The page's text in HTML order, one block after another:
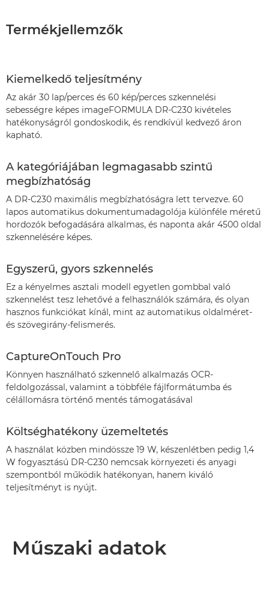
Termékjellemzők
Kiemelkedő teljesítmény
Az akár 30 lap/perces és 60 kép/perces szkennelési
sebességre képes imageFORMULA DR-C230 kivételes
hatékonyságról gondoskodik, és rendkívül kedvező áron
kapható.
A kategóriájában legmagasabb szintű
megbízhatóság
A DR-C230 maximális megbízhatóságra lett tervezve. 60
lapos automatikus dokumentumadagolója különféle méretű
hordozók befogadására alkalmas, és naponta akár 4500 oldal
szkennelésére képes.
Egyszerű, gyors szkennelés
Ez a kényelmes asztali modell egyetlen gombbal való
szkennelést tesz lehetővé a felhasználók számára, és olyan
hasznos funkciókat kínál, mint az automatikus oldalméret-
és szövegirány-felismerés.
CaptureOnTouch Pro
Könnyen használható szkennelő alkalmazás OCR-
feldolgozással, valamint a többféle fájlformátumba és
célállomásra történő mentés támogatásával
Költséghatékony üzemeltetés
A használat közben mindössze 19 W, készenlétben pedig 1,4
W fogyasztású DR-C230 nemcsak környezeti és anyagi
szempontból működik hatékonyan, hanem kiváló
teljesítményt is nyújt.
Műszaki adatok